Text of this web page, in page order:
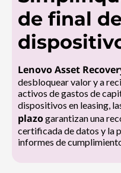
de final
Lenovo Asset
desbloquear valor y a
activos de gastos de
dispositivos en leasing,
plazogarantizan una
certificada de datos y la
informes de